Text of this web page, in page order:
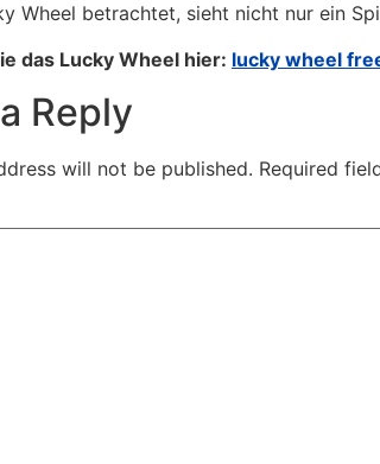
Wheel betrachtet, sieht nicht nur ein
das Lucky Wheel hier: lucky wheel
Reply
will not be published. Required